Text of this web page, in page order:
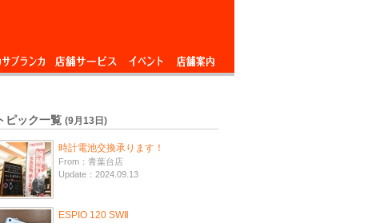
ブランカ 店舗サービス イベント 店舗案内
ピック一覧 (9月13日)
時計電池交換承ります！
From：青葉台店
Update：2024.09.13
ESPIO 120 SWⅡ